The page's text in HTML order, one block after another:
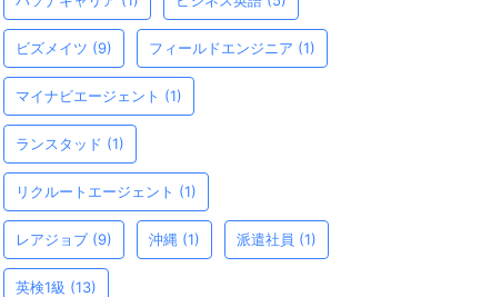
ビズメイツ (9) フィールドエンジニア (1)
マイナビエージェント (1)
ランスタッド (1)
リクルートエージェント (1)
レアジョブ (9) 沖縄 (1) 派遣社員 (1)
英検1級 (13)